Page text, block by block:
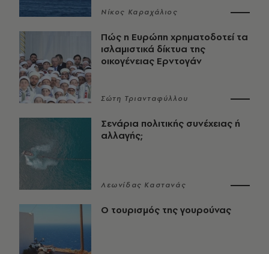
Νίκος Καραχάλιος
Πώς η Ευρώπη χρηματοδοτεί τα
ισλαμιστικά δίκτυα της
οικογένειας Ερντογάν
Σώτη Τριανταφύλλου
Σενάρια πολιτικής συνέχειας ή
αλλαγής;
Λεωνίδας Καστανάς
Ο τουρισμός της γουρούνας